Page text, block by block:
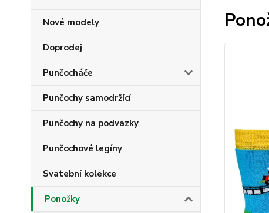
Nové modely
Doprodej
Punčocháče
Punčochy samodržící
Punčochy na podvazky
Punčochové legíny
Svatební kolekce
Ponožky